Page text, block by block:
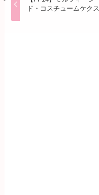
ド・コスチュームケクス